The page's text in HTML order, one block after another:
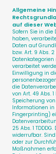
Allgemeine
auf dieser
Sofern Sie in
haben,
Daten auf
bzw. Art. 9 Abs.
Datenkategorien
verarbeitet
Einwilligung in
die
von Art. 49 Abs.
Speicherung
Informationen in
Fingerprinting)
25 Abs. 1
widerrufbar.
oder zur
Maßnahmen